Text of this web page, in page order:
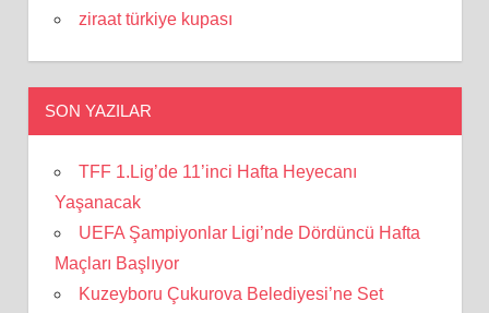
ziraat türkiye kupası
SON YAZILAR
TFF 1.Lig’de 11’inci Hafta Heyecanı
Yaşanacak
UEFA Şampiyonlar Ligi’nde Dördüncü Hafta
Maçları Başlıyor
Kuzeyboru Çukurova Belediyesi’ne Set